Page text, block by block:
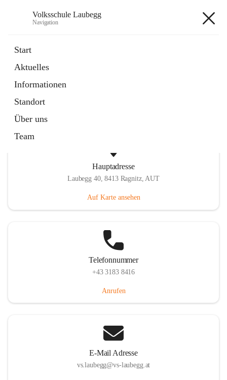
Volksschule Laubegg
Navigation
Start
Aktuelles
Informationen
Standort
Über uns
Team
Artikel
in
Tab
Hauptadresse
Laubegg 40, 8413 Ragnitz, AUT
Auf Karte ansehen
Telefonnummer
+43 3183 8416
Anrufen
E-Mail Adresse
vs.laubegg@vs-laubegg.at